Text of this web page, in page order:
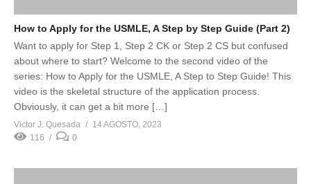
How to Apply for the USMLE, A Step by Step Guide (Part 2)
Want to apply for Step 1, Step 2 CK or Step 2 CS but confused
about where to start? Welcome to the second video of the
series: How to Apply for the USMLE, A Step to Step Guide! This
video is the skeletal structure of the application process.
Obviously, it can get a bit more […]
Victor J. Quesada
14 AGOSTO, 2023
116
0